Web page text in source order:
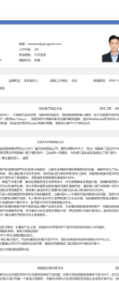
；通过优化技术
线，系统在XXX并
到X
。
通过率提升至
务同事，直接支持